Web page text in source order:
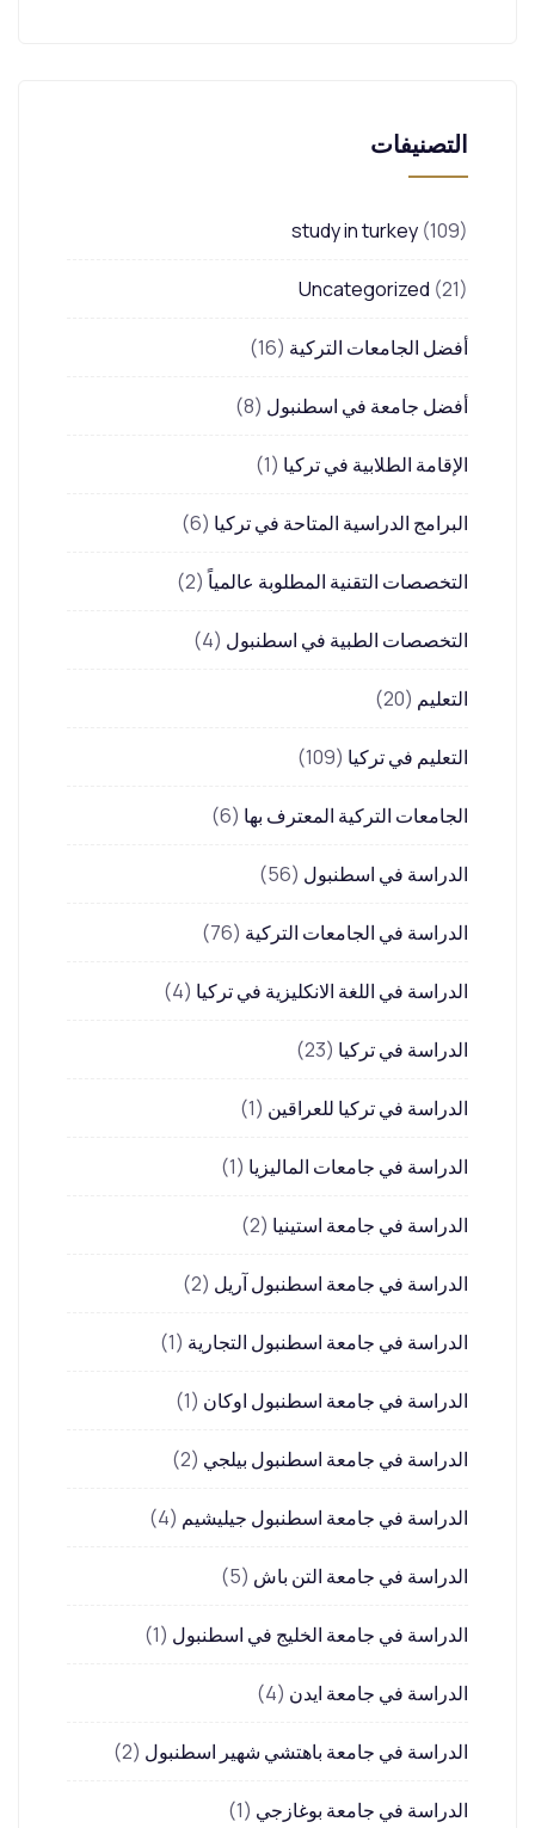
التصنيفات
study in turkey (109)
Uncategorized (21)
أفضل الجامعات التركية (16)
أفضل جامعة في اسطنبول (8)
الإقامة الطلابية في تركيا (1)
البرامج الدراسية المتاحة في تركيا (6)
التخصصات التقنية المطلوبة عالمياً(2)
التخصصات الطبية في اسطنبول (4)
التعليم (20)
التعليم في تركيا (109)
الجامعات التركية المعترف بها (6)
الدراسة في اسطنبول (56)
الدراسة في الجامعات التركية (76)
الدراسة في اللغة الانكليزية في تركيا (4)
الدراسة في تركيا (23)
الدراسة في تركيا للعراقين (1)
الدراسة في جامعات الماليزيا (1)
الدراسة في جامعة استينيا (2)
الدراسة في جامعة اسطنبول آريل (2)
الدراسة في جامعة اسطنبول التجارية (1)
الدراسة في جامعة اسطنبول اوكان (1)
الدراسة في جامعة اسطنبول بيلجي (2)
الدراسة في جامعة اسطنبول جيليشيم (4)
الدراسة في جامعة التن باش (5)
الدراسة في جامعة الخليج في اسطنبول (1)
الدراسة في جامعة ايدن (4)
الدراسة في جامعة باهتشي شهير اسطنبول (2)
الدراسة في جامعة بوغازجي (1)